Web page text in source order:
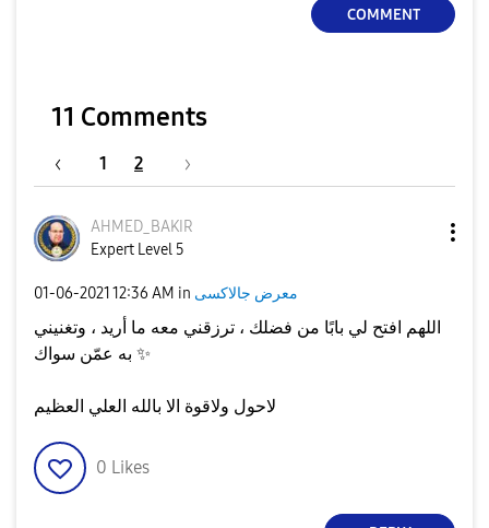
COMMENT
11 Comments
1 2
AHMED_BAKIR
Expert Level 5
‎01-06-2021 12:36 AM in معرض جالاكسى
‏اللهم افتح لي بابًا من فضلك ، ترزقني معه ما أريد ، وتغنيني
✨
‏لاحول ولاقوة الا بالله العلي العظيم
0 Likes